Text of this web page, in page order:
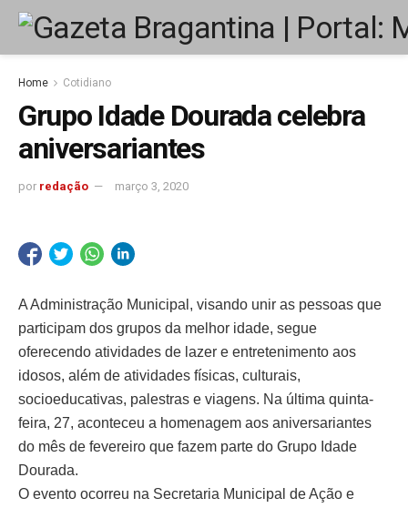
Home Cotidiano
Grupo Idade Dourada celebra
aniversariantes
por redação março 3, 2020
A Administração Municipal, visando unir as pessoas que
participam dos grupos da melhor idade, segue
oferecendo atividades de lazer e entretenimento aos
idosos, além de atividades físicas, culturais,
socioeducativas, palestras e viagens. Na última quinta-
feira, 27, aconteceu a homenagem aos aniversariantes
do mês de fevereiro que fazem parte do Grupo Idade
Dourada.
O evento ocorreu na Secretaria Municipal de Ação e